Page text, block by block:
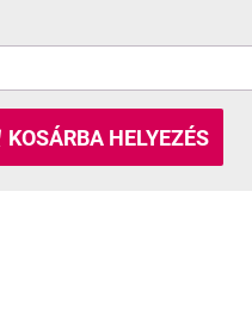
KOSÁRBA HELYEZÉS